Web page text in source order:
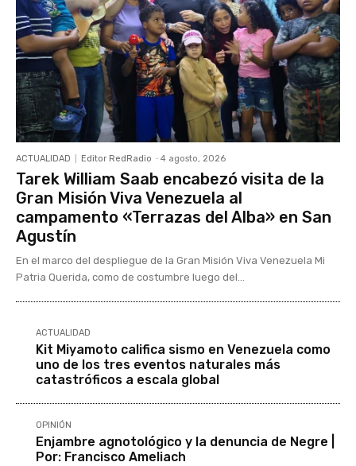
ACTUALIDAD Editor RedRadio - 4 agosto, 2026
Tarek William Saab encabezó visita de la
Gran Misión Viva Venezuela al
campamento «Terrazas del Alba» en San
Agustín
En el marco del despliegue de la Gran Misión Viva Venezuela Mi
Patria Querida, como de costumbre luego del...
ACTUALIDAD
Kit Miyamoto califica sismo en Venezuela como
uno de los tres eventos naturales más
catastróficos a escala global
OPINIÓN
Enjambre agnotológico y la denuncia de Negre |
Por: Francisco Ameliach